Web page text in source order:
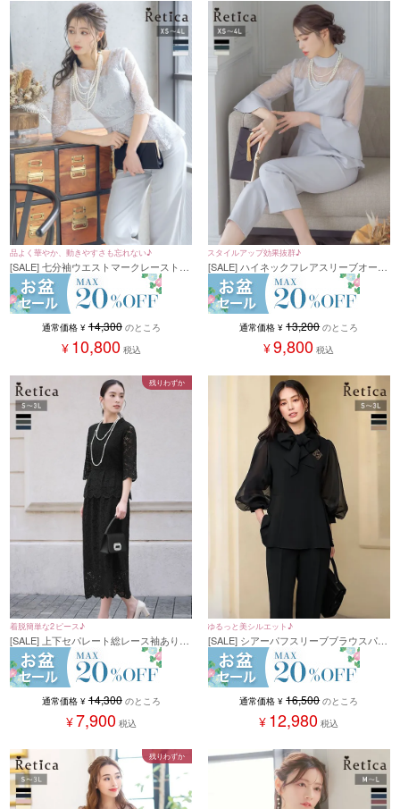
品よく華やか、動きやすさも忘れない♪
[SALE] 七分袖ウエストマークレーストッ
プスパンツオールインワンパーティード
レス (XSサイズ～4Lサイズ)
通常価格 ¥ 14,300 のところ
¥ 10,800 税込
スタイルアップ効果抜群♪
[SALE] ハイネックフレアスリーブオール
インワンパンツパーティードレス (XSサ
イズ～4Lサイズ)
通常価格 ¥ 13,200 のところ
¥9,800 税込
着脱簡単な2ピース♪
[SALE] 上下セパレート総レース袖ありタ
イトスカートドレス (Sサイズ～3Lサイ
ズ)
残りわずか
通常価格 ¥ 14,300 のところ
¥7,900 税込
ゆるっと美シルエット♪
[SALE] シアーパフスリーブブラウスパン
ツセットアップ(Sサイズ～3Lサイズ) (ベ
ージュ/ネイビー/ブラック)
通常価格 ¥ 16,500 のところ
¥ 12,980 税込
残りわずか